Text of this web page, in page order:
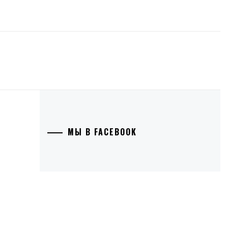
МЫ В FACEBOOK